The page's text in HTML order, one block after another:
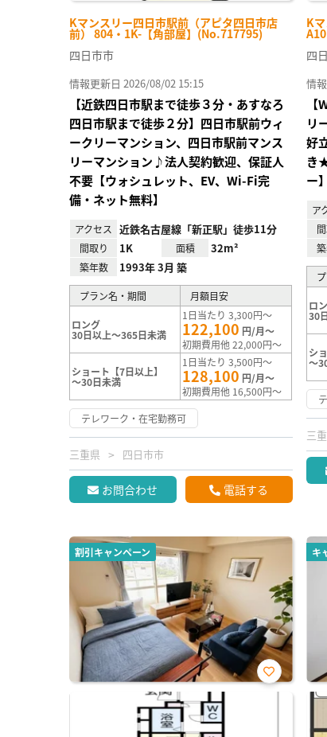
Kマンスリー四日市駅前（アピタ四日市店
前） 804・1K-【角部屋】(No.717795)
四日市市
情報更新日 2026/08/02 15:15
【近鉄四日市駅まで徒歩３分・あすなろ
四日市駅まで徒歩２分】四日市駅前ウィ
ークリーマンション、四日市駅前マンス
リーマンション♪法人契約歓迎、保証人
不要【ウォシュレット、EV、Wi-Fi完
備・ネット無料】
アクセス 近鉄名古屋線「新正駅」徒歩11分
間取り 1K 面積 32m²
築年数 1993年 3月 築
プラン名・期間 月額目安
ロング
30日以上～365日未満
1日当たり 3,300円～
122,100 円/月～
初期費用他 22,000円～
ショート【7日以上】
～30日未満
1日当たり 3,500円～
128,100 円/月～
初期費用他 16,500円～
テレワーク・在宅勤務可
三重県 四日市市
お問合わせ 電話する
K
四
情
リ
好
き
ー】
ア
ロ
30
シ
～
三
割引キャンペーン
お気
キ